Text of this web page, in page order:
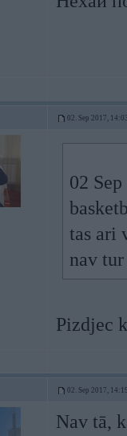
02. Sep 2017,
02
tas ari
nav
Pizdjec
02. Sep 2017,
Nav tā,